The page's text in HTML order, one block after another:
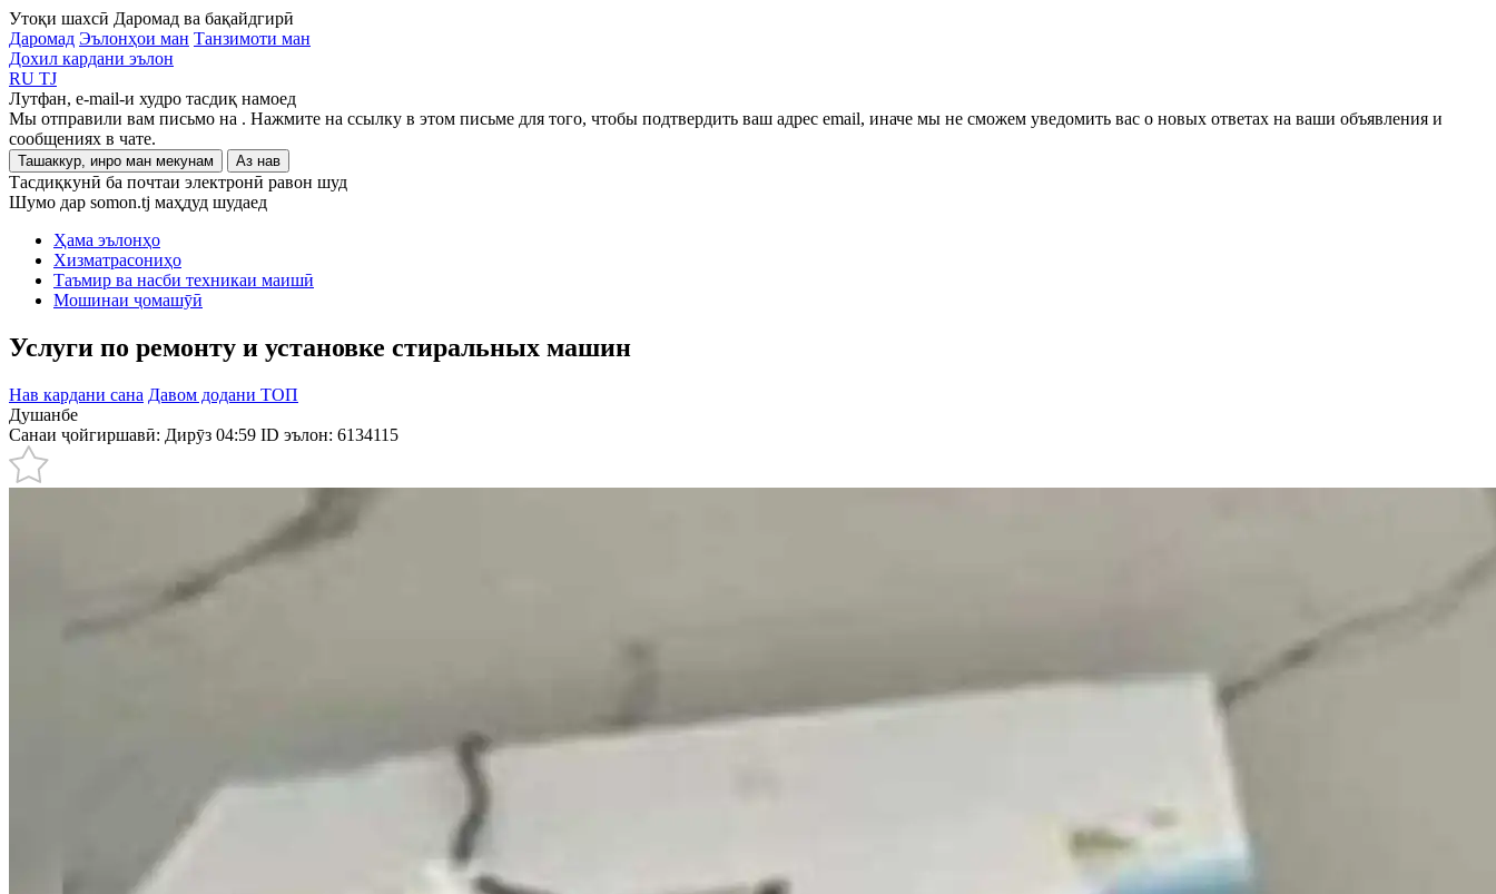
Утоқи шахсӣ Даромад ва бақайдгирӣ
Даромад Эълонҳои ман Танзимоти ман
Дохил кардани эълон
RU TJ
Лутфан, e-mail-и худро тасдиқ намоед
Мы отправили вам письмо на . Нажмите на ссылку в этом письме для того, чтобы подтвердить ваш адрес email, иначе мы не сможем уведомить вас о новых ответах на ваши объявления и
сообщениях в чате.
Ташаккур, инро ман мекунам Аз нав
Тасдиқкунӣ ба почтаи электронӣ равон шуд
Шумо дар somon.tj маҳдуд шудаед
Ҳама эълонҳо
Хизматрасониҳо
Таъмир ва насби техникаи маишӣ
Мошинаи ҷомашӯӣ
Услуги по ремонту и установке стиральных машин
Нав кардани сана Давом додани ТОП
Душанбе
Санаи ҷойгиршавӣ: Дирӯз 04:59 ID эълон: 6134115